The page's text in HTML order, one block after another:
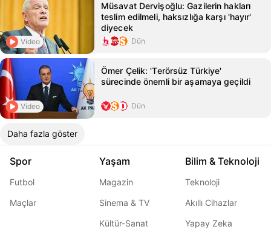
Video
Müsavat Dervişoğlu: Gazilerin hakları
teslim edilmeli, haksızlığa karşı 'hayır'
diyecek
Dün
Video
Ömer Çelik: 'Terörsüz Türkiye'
sürecinde önemli bir aşamaya geçildi
Dün
Daha fazla göster
Spor
Futbol
Maçlar
Yaşam
Magazin
Sinema & TV
Kültür-Sanat
Bilim & Teknoloji
Teknoloji
Akıllı Cihazlar
Yapay Zeka